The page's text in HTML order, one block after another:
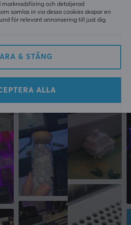
0%
0%
Community
och detaljerad
samlas in via dessa cookies skapar en
för relevant annonsering till just dig.
& STÄNG
ALLA